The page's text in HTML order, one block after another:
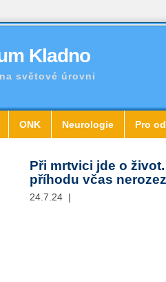
Kladno
světové úrovni
ONK Neurologie Pro
Při mrtvici jde o
příhodu včas
24.7.24 |